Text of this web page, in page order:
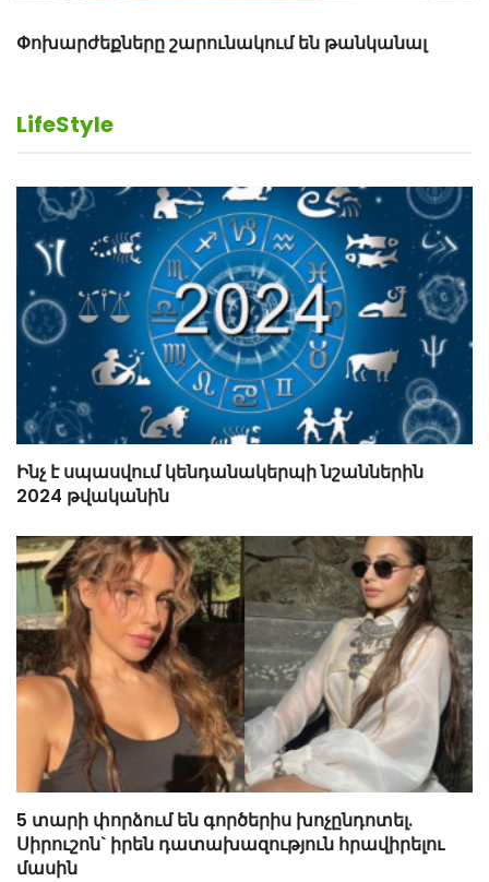
LifeStyle
Ինչ է սպասվում կենդանակերպի նշաններին
2024 թվականին
5 տարի փորձում են գործերիս խոչընդոտել.
Սիրուշոն` իրեն դատախազություն հրավիրելու
մասին